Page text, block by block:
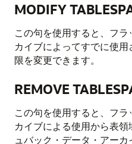
MODIFY
この句を使用すると、フ
カイブによってすでに使
限を変更できます。
REMOVE
この句を使用すると、フ
カイブによる使用から表
ュバック・データ・アー